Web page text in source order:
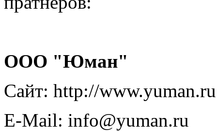
ООО "Юман"
Сайт: http://www.yuman.ru
E-Mail: info@yuman.ru